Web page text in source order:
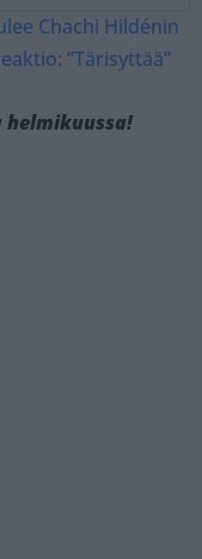
Chachi Hildénin
”Tärisyttää”
helmikuussa!